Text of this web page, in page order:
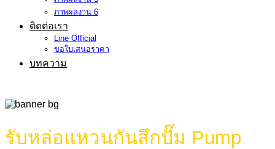
ภาพผลงาน 6
ติดต่อเรา
Line Official
ขอใบเสนอราคา
บทความ
รับหล่อแหวนกันสึกปั๊ม Pump